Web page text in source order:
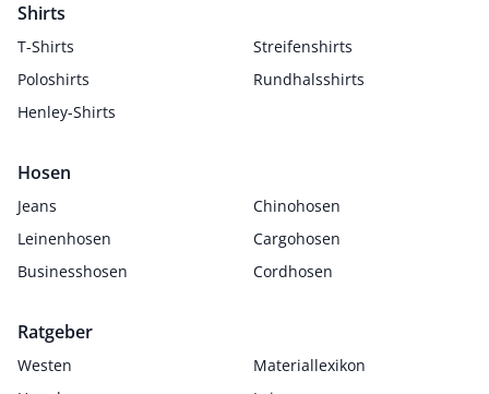
Shirts
T-Shirts
Streifenshirts
Poloshirts
Rundhalsshirts
Henley-Shirts
Hosen
Jeans
Chinohosen
Leinenhosen
Cargohosen
Businesshosen
Cordhosen
Ratgeber
Westen
Materiallexikon